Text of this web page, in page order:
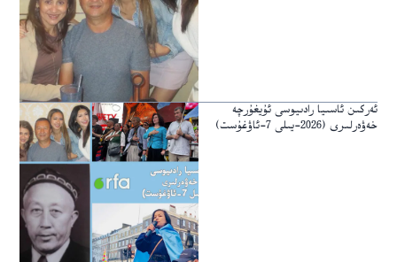
ئەركىن ئاسىيا رادىيوسى ئۇيغۇرچە
خەۋەرلىرى (2026-يىلى 7-ئاۋغۇست)